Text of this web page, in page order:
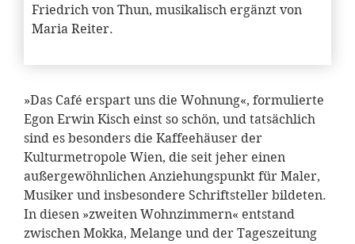
Friedrich von Thun, musikalisch ergänzt von
Maria Reiter.
»Das Café erspart uns die Wohnung«, formulierte
Egon Erwin Kisch einst so schön, und tatsächlich
sind es besonders die Kaffeehäuser der
Kulturmetropole Wien, die seit jeher einen
außergewöhnlichen Anziehungspunkt für Maler,
Musiker und insbesondere Schriftsteller bildeten.
In diesen »zweiten Wohnzimmern« entstand
zwischen Mokka, Melange und der Tageszeitung